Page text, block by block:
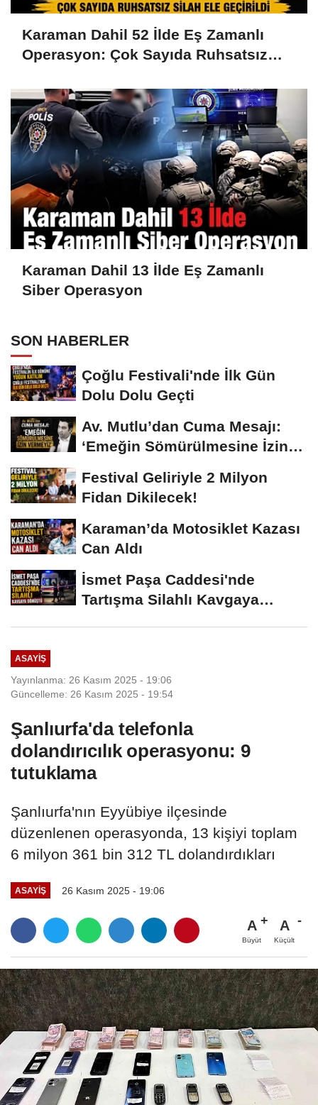
Karaman Dahil 52 İlde Eş Zamanlı
Operasyon: Çok Sayıda Ruhsatsız
Karaman Dahil 13 İlde Eş Zamanlı
Siber Operasyon
SON HABERLER
Çoğlu Festivali'nde İlk Gün
Dolu Dolu Geçti
Av. Mutlu’dan Cuma Mesajı:
‘Emeğin Sömürülmesine İzin
Festival Geliriyle 2 Milyon
Fidan Dikilecek!
Karaman’da Motosiklet Kazası
Can Aldı
İsmet Paşa Caddesi'nde
Tartışma Silahlı Kavgaya
ASAYIŞ
Yayınlanma: 26 Kasım 2025 - 19:06
Güncelleme: 26 Kasım 2025 - 19:54
Şanlıurfa'da telefonla
dolandırıcılık operasyonu: 9
tutuklama
Şanlıurfa'nın Eyyübiye ilçesinde
düzenlenen operasyonda, 13 kişiyi toplam
6 milyon 361 bin 312 TL dolandırdıkları
ASAYIŞ 26 Kasım 2025 - 19:06
A
Büyüt
A
Küçült